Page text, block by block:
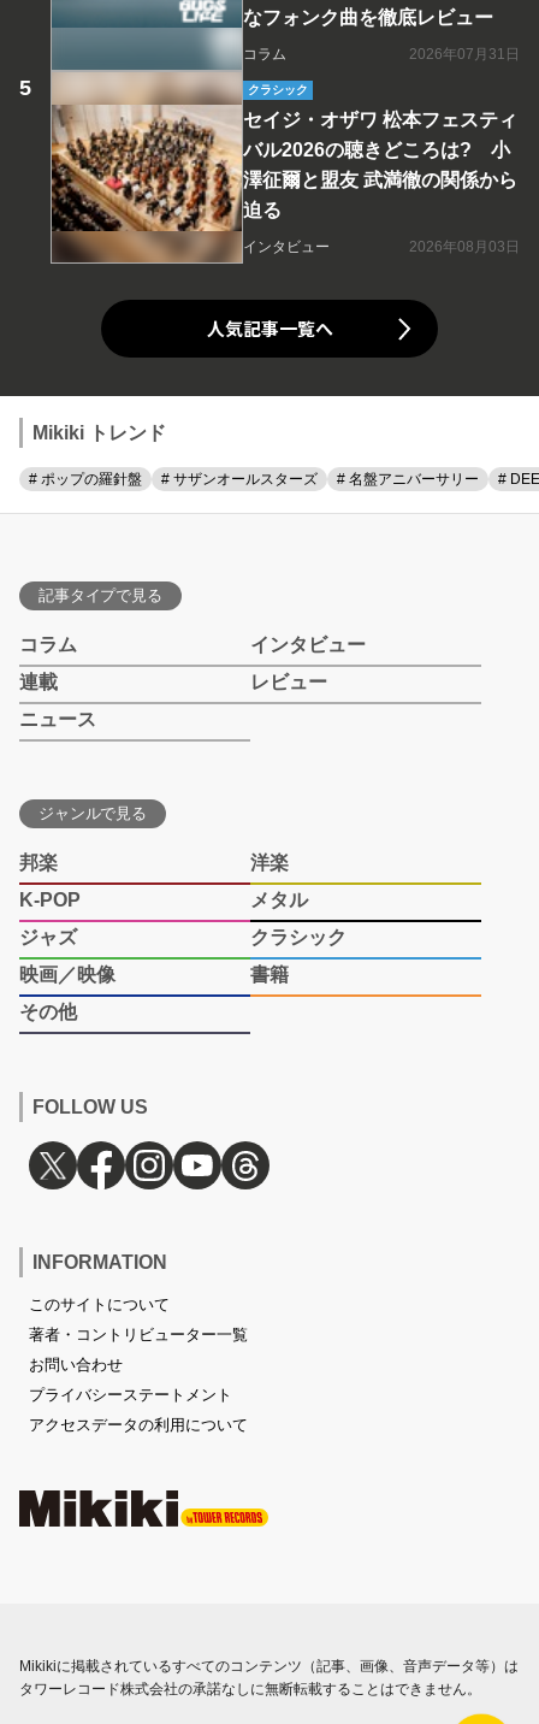
なフォンク曲を徹底レビュー
コラム 2026年07月31日
クラシック
セイジ・オザワ 松本フェスティ
バル2026の聴きどころは? 小
澤征爾と盟友 武満徹の関係から
迫る
インタビュー 2026年08月03日
人気記事一覧へ
Mikiki トレンド
# ポップの羅針盤 # サザンオールスターズ # 名盤アニバーサリー #
記事タイプで見る
コラム
インタビュー
連載
レビュー
ニュース
ジャンルで見る
邦楽
洋楽
K-POP
メタル
ジャズ
クラシック
映画／映像
書籍
その他
FOLLOW US
INFORMATION
このサイトについて
著者・コントリビューター一覧
お問い合わせ
プライバシーステートメント
アクセスデータの利用について
Mikikiに掲載されているすべてのコンテンツ（記事、画像、音声データ等）は
タワーレコード株式会社の承諾なしに無断転載することはできません。